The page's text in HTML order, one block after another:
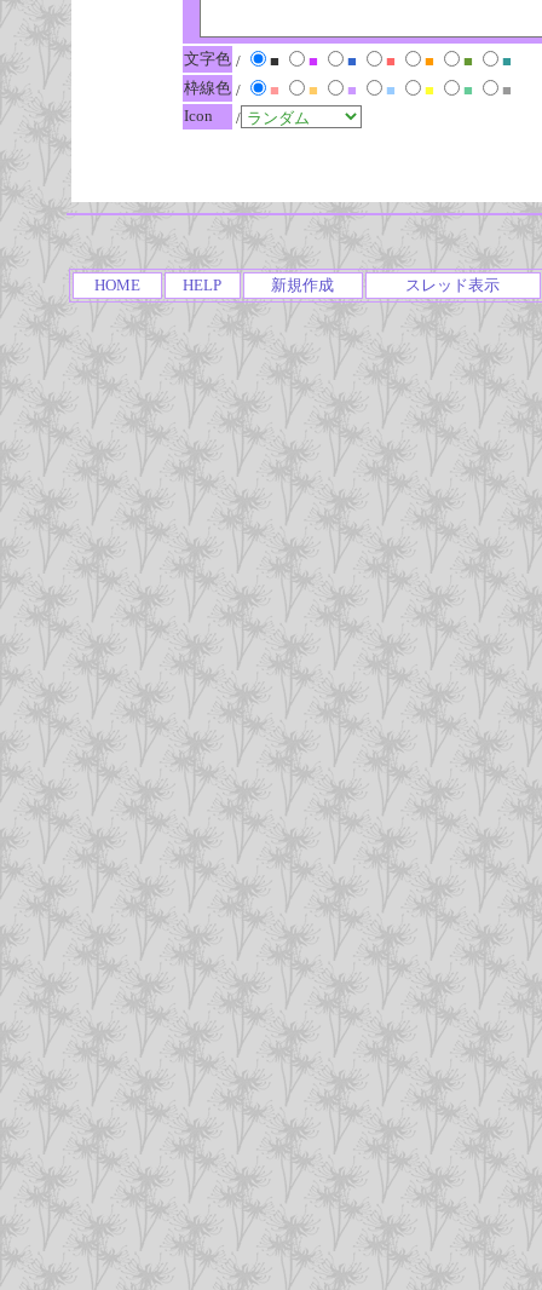
文字色 / ■ ■ ■ ■ ■ ■
■
枠線色 / ■ ■ ■ ■ ■ ■
■
Icon
/
HOME HELP 新規作成 スレッド表示